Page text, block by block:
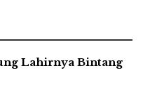
Lahirnya Bintang